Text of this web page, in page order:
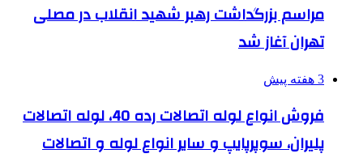
مراسم بزرگداشت رهبر شهید انقلاب در مصلی
تهران آغاز شد
3 هفته پیش
فروش انواع لوله اتصالات رده 40، لوله اتصالات
پلیران، سوپرپایپ و سایر انواع لوله و اتصالات